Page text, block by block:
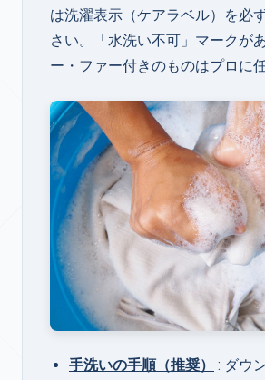
は洗濯表示（ケアラベル）を必
さい。「水洗い不可」マークが
ー・ファー付きのものはプロに
手洗いの手順（推奨）
: ダウ